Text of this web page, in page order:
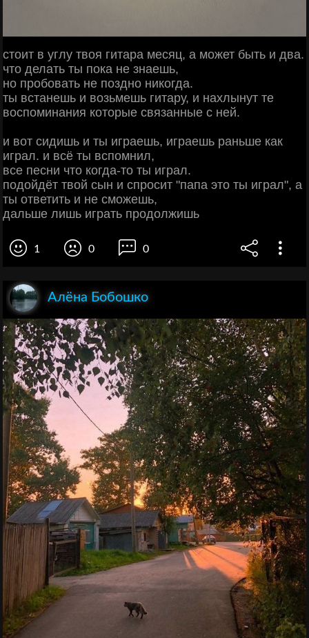
стоит в углу твоя гитара месяц, а может быть и два.
что делать ты пока не знаешь,
но пробовать не поздно никогда.
ты встанешь и возьмешь гитару, и нахлынут те
воспоминания которые связанные с ней.
и вот сидишь и ты играешь, играешь раньше как
играл. и всё ты вспомнил,
все песни что когда-то ты играл.
подойдёт твой сын и спросит "папа это ты играл", а
ты ответить и не сможешь,
дальше лишь играть продолжишь
1 0 0
Алёна Бобошко